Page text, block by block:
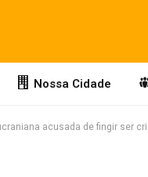
Nossa Cidade
acusada de fingir ser